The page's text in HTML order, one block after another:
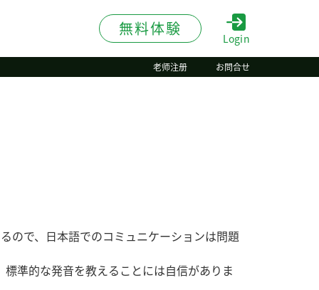
無料体験
Login
老师注册 お問合せ
ので、日本語でのコミュニケーションは問題
準的な発音を教えることには自信がありま